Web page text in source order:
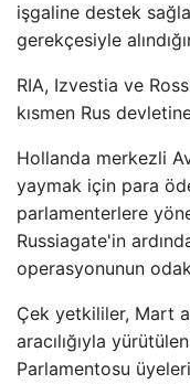
işgaline destek
gerekçesiyle
RIA, Izvestia ve
kısmen Rus
Hollanda merkezli
yaymak için para
parlamenterlere
Russiagate'in
operasyonunun
Çek yetkililer, Mart
aracılığıyla
Parlamentosu